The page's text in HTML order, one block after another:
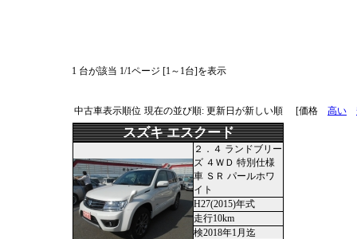
1 台が該当 1/1ページ [1～1台]を表示
中古車表示順位 現在の並び順: 更新日が新しい順 [価格 高い
スズキ エスクード
２．４ ランドブリー
ズ ４ＷＤ 特別仕様
車 ＳＲ パールホワ
イト
H27(2015)年式
走行10km
検2018年1月迄